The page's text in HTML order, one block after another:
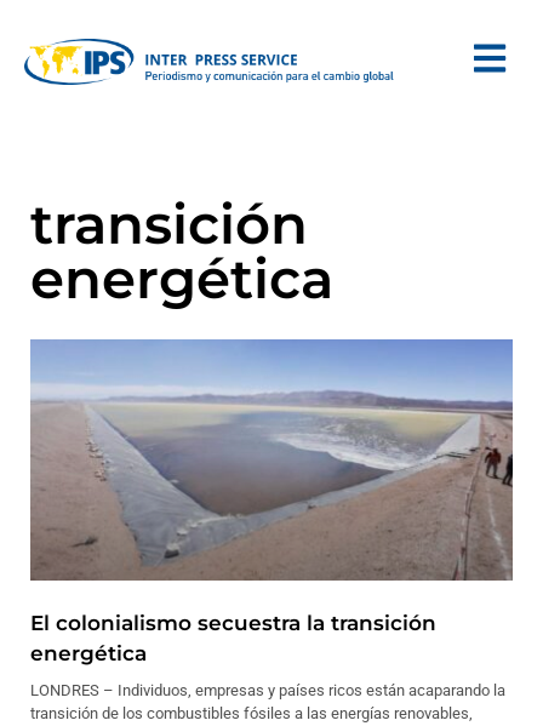
transición
energética
El colonialismo secuestra la transición
energética
LONDRES – Individuos, empresas y países ricos están acaparando la
transición de los combustibles fósiles a las energías renovables,